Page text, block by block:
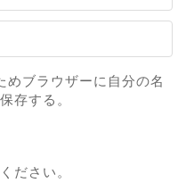
めブラウザーに自分の名
存する。
ださい。